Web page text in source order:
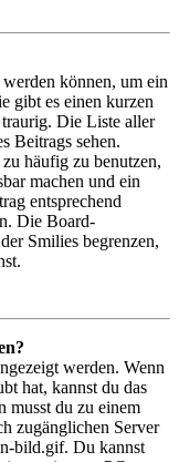
können, um ein
gibt es einen kurzen
Die Liste aller
Beitrags sehen.
häufig zu benutzen,
machen und ein
entsprechend
Die Board-
Smilies begrenzen,
werden. Wenn
hat, kannst du das
musst du zu einem
zugänglichen Server
bild.gif. Du kannst